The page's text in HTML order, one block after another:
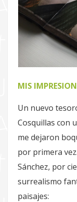
MIS
Un nuevo
Cosquillas con
me dejaron
por primera
Sánchez, por
surrealismo
paisajes: